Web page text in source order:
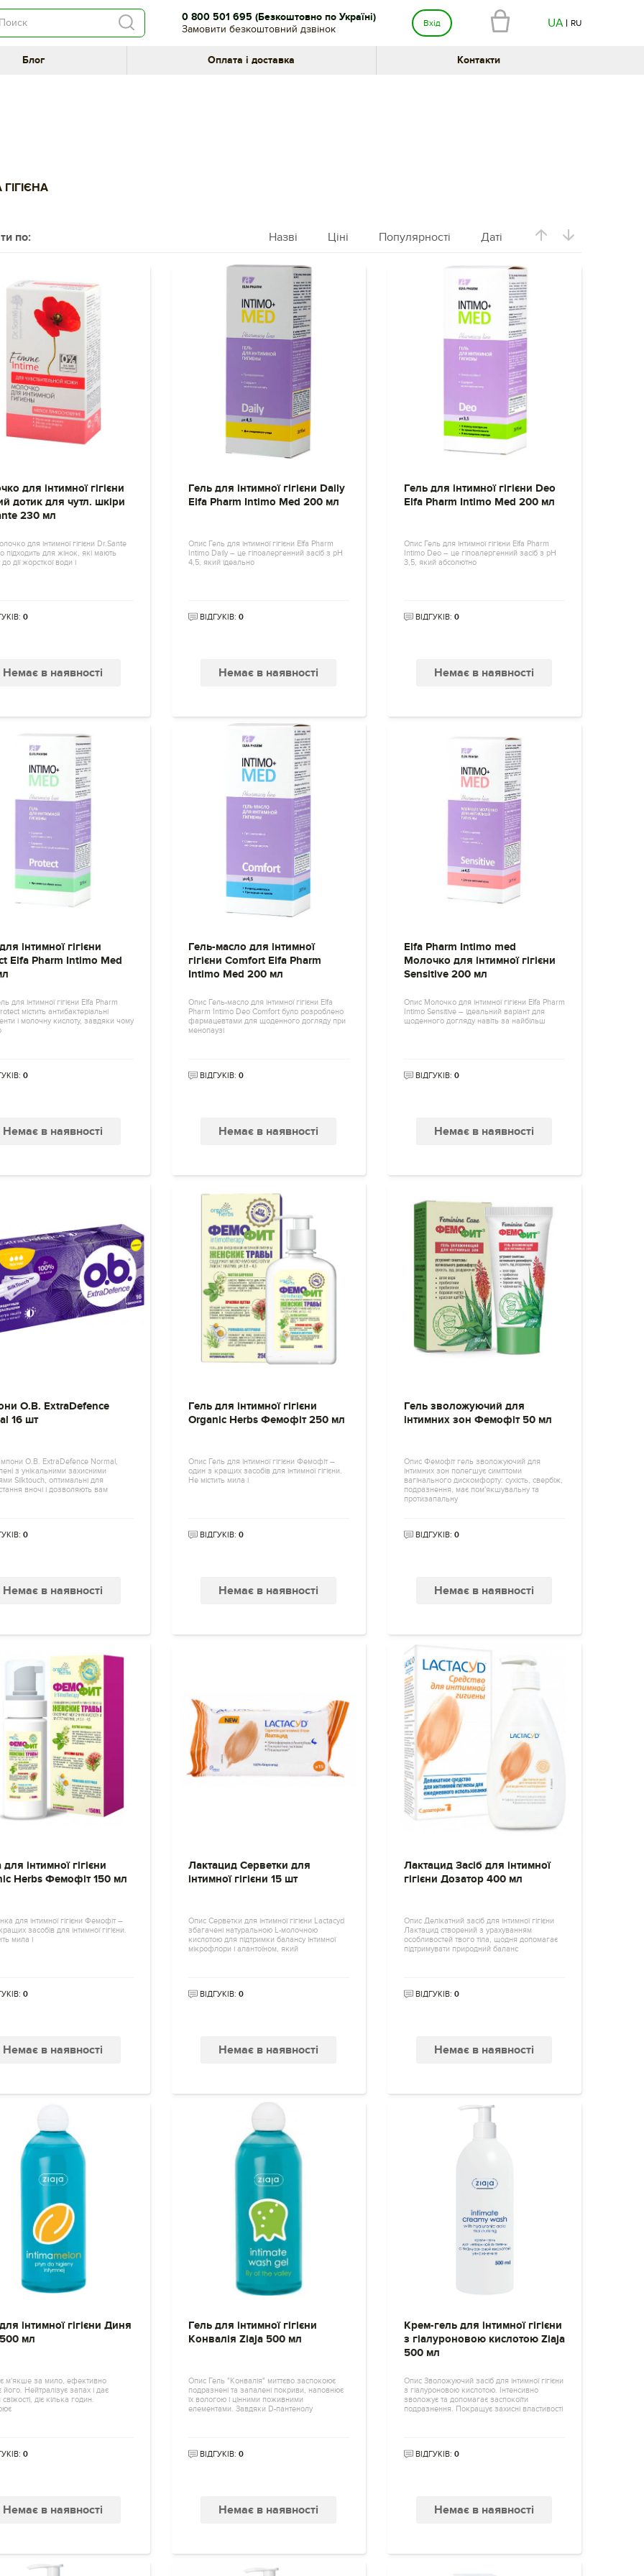
0 800 501 695 (Безкоштовно по Україні)
Замовити безкоштовний дзвінок
Вхід UA RU
Блог Оплата і доставка Контакти
по: Назві Ціні Популярності Даті
для інтимної гігієни
дотик для чутл. шкіри
230 мл
для інтимної гігієни Dr.Sante
підходить для жінок, які мають
дії жорсткої води і
0
Немає в наявності
Гель для інтимної гігієни Daily
Elfa Pharm Intimo Med 200 мл
Опис Гель для інтимної гігієни Elfa Pharm
Intimo Daily – це гіпоалергенний засіб з pH
4,5, який ідеально
ВІДГУКІВ: 0
Немає в наявності
Гель для інтимної гігієни Deo
Elfa Pharm Intimo Med 200 мл
Опис Гель для інтимної гігієни Elfa Pharm
Intimo Deo – це гіпоалергенний засіб з pH
3,5, який абсолютно
ВІДГУКІВ: 0
Немає в наявності
інтимної гігієни
Elfa Pharm Intimo Med
для інтимної гігієни Elfa Pharm
містить антибактеріальні
і молочну кислоту, завдяки чому
0
Немає в наявності
Гель-масло для інтимної
гігієни Comfort Elfa Pharm
Intimo Med 200 мл
Опис Гель-масло для інтимної гігієни Elfa
Pharm Intimo Deo Comfort було розроблено
фармацевтами для щоденного догляду при
менопаузі
ВІДГУКІВ: 0
Немає в наявності
Elfa Pharm Intimo med
Молочко для інтимної гігієни
Sensitive 200 мл
Опис Молочко для інтимної гігієни Elfa Pharm
Intimo Sensitive – ідеальний варіант для
щоденного догляду навіть за найбільш
ВІДГУКІВ: 0
Немає в наявності
O.B. ExtraDefence
16 шт
O.B. ExtraDefence Normal,
з унікальними захисними
Silktouch, оптимальні для
вночі і дозволяють вам
0
Немає в наявності
Гель для інтимної гігієни
Organic Herbs Фемофіт 250 мл
Опис Гель для інтимної гігієни Фемофіт –
один з кращих засобів для інтимної гігієни.
Не містить мила і
ВІДГУКІВ: 0
Немає в наявності
Гель зволожуючий для
інтимних зон Фемофіт 50 мл
Опис Фемофіт гель зволожуючий для
інтимних зон полегшує симптоми
вагінального дискомфорту: сухість, свербіж,
подразнення, має пом'якшувальну та
протизапальну
ВІДГУКІВ: 0
Немає в наявності
для інтимної гігієни
Herbs Фемофіт 150 мл
для інтимної гігієни Фемофіт –
засобів для інтимної гігієни.
мила і
0
Немає в наявності
Лактацид Серветки для
інтимної гігієни 15 шт
Опис Серветки для інтимної гігієни Lactacyd
збагачені натуральною L-молочною
кислотою для підтримки балансу інтимної
мікрофлори і алантоїном, який
ВІДГУКІВ: 0
Немає в наявності
Лактацид Засіб для інтимної
гігієни Дозатор 400 мл
Опис Делікатний засіб для інтимної гігієни
Лактацид створений з урахуванням
особливостей твого тіла, щодня допомагає
підтримувати природний баланс
ВІДГУКІВ: 0
Немає в наявності
інтимної гігієни Диня
мл
м'якше за мило, ефективно
його. Нейтралізує запах і дає
свіжості, діє кілька годин.
0
Немає в наявності
Гель для інтимної гігієни
Конвалія Ziaja 500 мл
Опис Гель "Конвалія" миттєво заспокоює
подразнені та запалені покриви, наповнює
їх вологою і цінними поживними
елементами. Завдяки D-пантенолу
ВІДГУКІВ: 0
Немає в наявності
Крем-гель для інтимної гігієни
з гіалуроновою кислотою Ziaja
500 мл
Опис Зволожуючий засіб для інтимної гігієни
з гіалуроновою кислотою. Інтенсивно
зволожує та допомагає заспокоїти
подразнення. Покращує захисні властивості
ВІДГУКІВ: 0
Немає в наявності